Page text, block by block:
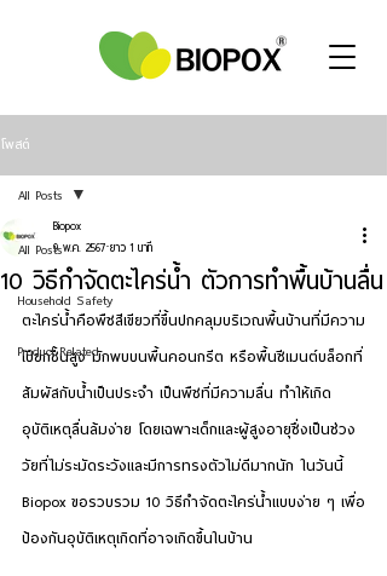
โพสต์
All Posts
Household Safety
Product Related
All Posts
10 วิธีกำจัดตะไคร่น้ำ ตัวการทำพื้นบ้านลื่น
Biopox
9 พ.ค. 2567 ยาว 1 นาที
ตะไคร่น้ำคือพืชสีเขียวที่ขึ้นปกคลุมบริเวณพื้นบ้านที่มีความ
เปียกชื้นสูง มักพบบนพื้นคอนกรีต หรือพื้นซีเมนต์บล็อกที่
สัมผัสกับน้ำเป็นประจำ เป็นพืชที่มีความลื่น ทำให้เกิด
อุบัติเหตุลื่นล้มง่าย โดยเฉพาะเด็กและผู้สูงอายุซึ่งเป็นช่วง
วัยที่ไม่ระมัดระวังและมีการทรงตัวไม่ดีมากนัก ในวันนี้
Biopox ขอรวบรวม 10 วิธีกำจัดตะไคร่น้ำแบบง่าย ๆ เพื่อ
ป้องกันอุบัติเหตุเกิดที่อาจเกิดขึ้นในบ้าน